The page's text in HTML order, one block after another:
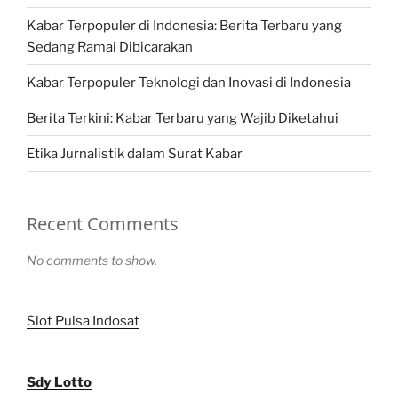
Kabar Terpopuler di Indonesia: Berita Terbaru yang
Sedang Ramai Dibicarakan
Kabar Terpopuler Teknologi dan Inovasi di Indonesia
Berita Terkini: Kabar Terbaru yang Wajib Diketahui
Etika Jurnalistik dalam Surat Kabar
Recent Comments
No comments to show.
Slot Pulsa Indosat
Sdy Lotto